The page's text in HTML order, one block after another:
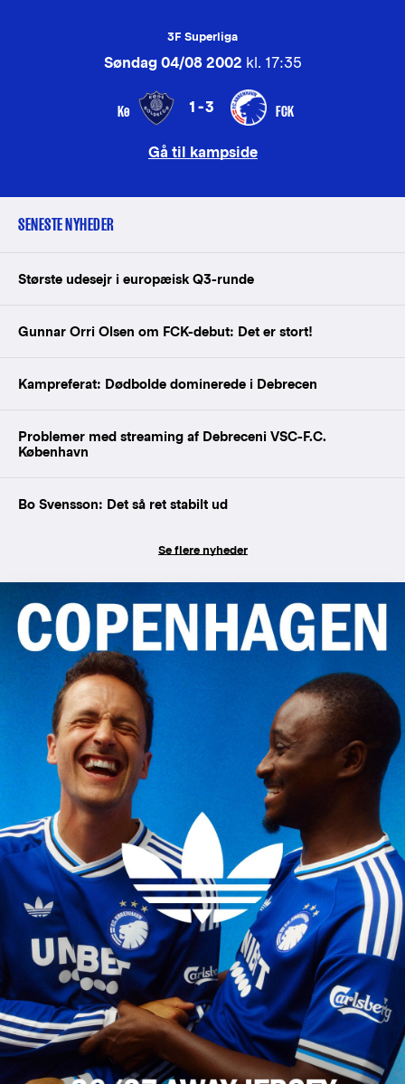
3F Superliga
Søndag 04/08 2002 kl. 17:35
Kø 1-3 FCK
Gå til kampside
SENESTE NYHEDER
Største udesejr i europæisk Q3-runde
Gunnar Orri Olsen om FCK-debut: Det er stort!
Kampreferat: Dødbolde dominerede i Debrecen
Problemer med streaming af Debreceni VSC-F.C.
København
Bo Svensson: Det så ret stabilt ud
Se flere nyheder